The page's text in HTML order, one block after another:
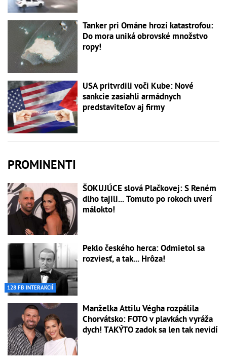
Tanker pri Ománe hrozí katastrofou:
Do mora uniká obrovské množstvo
ropy!
USA pritvrdili voči Kube: Nové
sankcie zasiahli armádnych
predstaviteľov aj firmy
PROMINENTI
ŠOKUJÚCE slová Plačkovej: S Reném
dlho tajili... Tomuto po rokoch uverí
málokto!
128 FB INTERAKCIÍ
Peklo českého herca: Odmietol sa
rozviesť, a tak... Hrôza!
Manželka Attilu Végha rozpálila
Chorvátsko: FOTO v plavkách vyráža
dych! TAKÝTO zadok sa len tak nevidí